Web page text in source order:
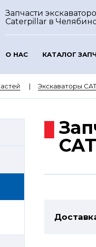
Запчасти
Caterpillar в
О НАС КАТАЛОГ
Экскаваторы